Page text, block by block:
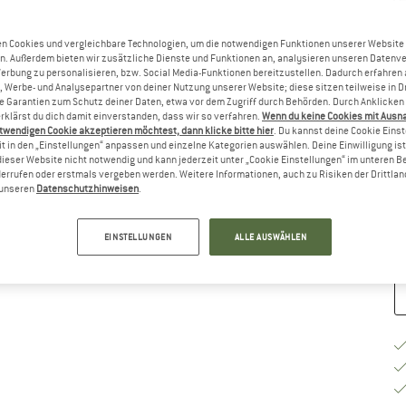
Cookies und vergleichbare Technologien, um die notwendigen Funktionen unserer Website
Außerdem bieten wir zusätzliche Dienste und Funktionen an, analysieren unseren
zu personalisieren, bzw. Social Media-Funktionen bereitzustellen. Dadurch erfahren
Werbe- und Analysepartner von deiner Nutzung unserer Website; diese sitzen teilweise in
Garantien zum Schutz deiner Daten, etwa vor dem Zugriff durch Behörden. Durch Anklicken
du dich damit einverstanden, dass wir so verfahren. Wenn du keine Cookies mit
Cookie akzeptieren möchtest, dann klicke bitte hier. Du kannst deine Cookie
in den „Einstellungen“ anpassen und einzelne Kategorien auswählen. Deine Einwilligung
Website nicht notwendig und kann jederzeit unter „Cookie Einstellungen“ im unteren
oder erstmals vergeben werden. Weitere Informationen, auch zu Risiken der
Datenschutzhinweisen.
EINSTELLUNGEN ALLE AUSWÄHLEN